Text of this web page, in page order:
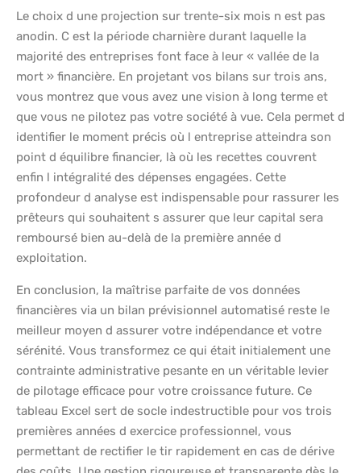
Le choix d une projection sur trente-six mois n est pas
anodin. C est la période charnière durant laquelle la
majorité des entreprises font face à leur « vallée de la
mort » financière. En projetant vos bilans sur trois ans,
vous montrez que vous avez une vision à long terme et
que vous ne pilotez pas votre société à vue. Cela permet d
identifier le moment précis où l entreprise atteindra son
point d équilibre financier, là où les recettes couvrent
enfin l intégralité des dépenses engagées. Cette
profondeur d analyse est indispensable pour rassurer les
prêteurs qui souhaitent s assurer que leur capital sera
remboursé bien au-delà de la première année d
exploitation.
En conclusion, la maîtrise parfaite de vos données
financières via un bilan prévisionnel automatisé reste le
meilleur moyen d assurer votre indépendance et votre
sérénité. Vous transformez ce qui était initialement une
contrainte administrative pesante en un véritable levier
de pilotage efficace pour votre croissance future. Ce
tableau Excel sert de socle indestructible pour vos trois
premières années d exercice professionnel, vous
permettant de rectifier le tir rapidement en cas de dérive